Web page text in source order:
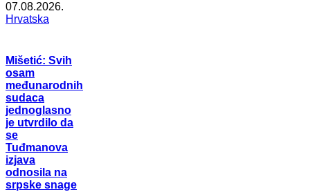
07.08.2026.
Hrvatska
Mišetić: Svih
osam
međunarodnih
sudaca
jednoglasno
je utvrdilo da
se
Tuđmanova
izjava
odnosila na
srpske snage